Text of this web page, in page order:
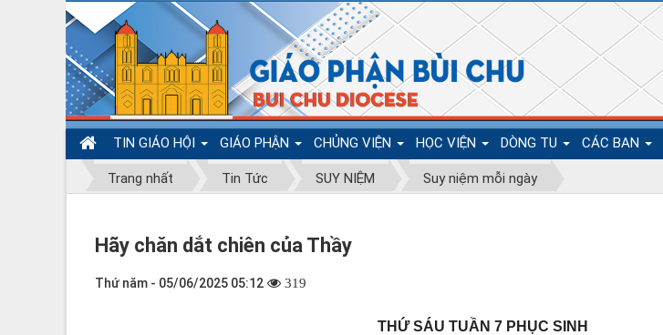
TIN GIÁO HỘI GIÁO PHẬN CHỦNG VIỆN HỌC VIỆN DÒNG TU CÁC BAN
Trang nhất Tin Tức SUY NIỆM Suy niệm mỗi ngày
Hãy chăn dắt chiên của Thầy
Thứ năm - 05/06/2025 05:12 319
THỨ SÁU TUẦN 7 PHỤC SINH